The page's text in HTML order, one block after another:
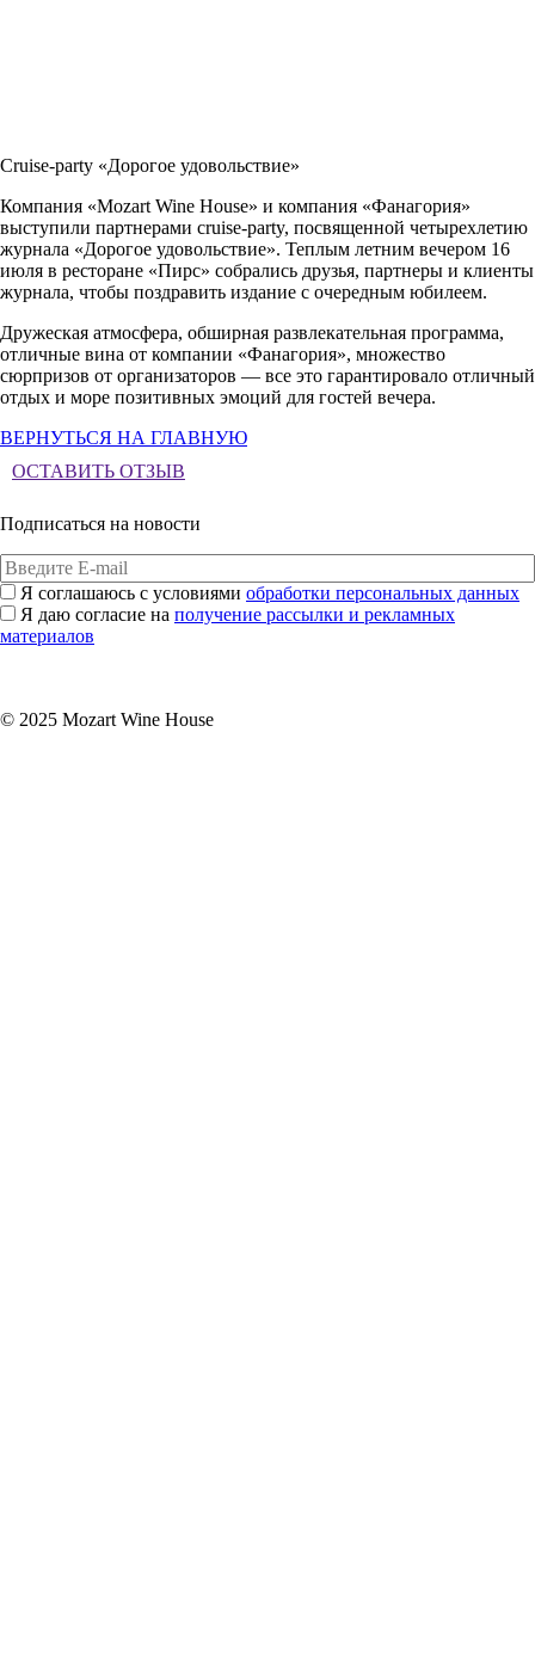
Cruise-party «Дорогое удовольствие»
Компания «Mozart Wine House» и компания «Фанагория»
выступили партнерами cruise-party, посвященной четырехлетию
журнала «Дорогое удовольствие». Теплым летним вечером 16
июля в ресторане «Пирс» собрались друзья, партнеры и клиенты
журнала, чтобы поздравить издание с очередным юбилеем.
Дружеская атмосфера, обширная развлекательная программа,
отличные вина от компании «Фанагория», множество
сюрпризов от организаторов — все это гарантировало отличный
отдых и море позитивных эмоций для гостей вечера.
ВЕРНУТЬСЯ НА ГЛАВНУЮ
ОСТАВИТЬ ОТЗЫВ
Подписаться на новости
Я соглашаюсь с условиями обработки персональных данных
Я даю согласие на получение рассылки и рекламных
материалов
© 2025 Mozart Wine House